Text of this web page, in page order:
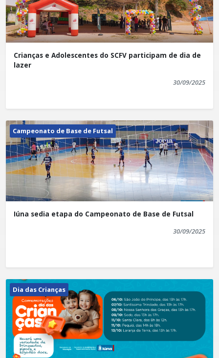
Crianças e Adolescentes do SCFV participam de dia de
lazer
30/09/2025
Campeonato de Base de Futsal
Iúna sedia etapa do Campeonato de Base de Futsal
30/09/2025
Dia das Crianças